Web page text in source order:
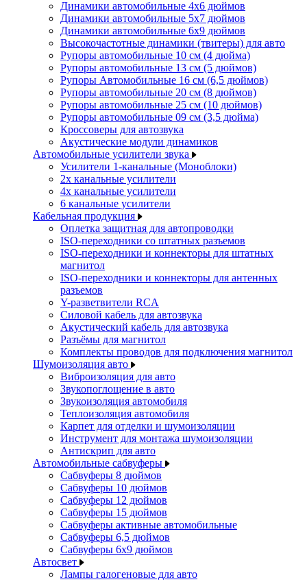
Динамики автомобильные 4x6 дюймов
Динамики автомобильные 5x7 дюймов
Динамики автомобильные 6x9 дюймов
Высокочастотные динамики (твитеры) для авто
Рупоры автомобильные 10 см (4 дюйма)
Рупоры автомобильные 13 см (5 дюймов)
Рупоры Автомобильные 16 см (6,5 дюймов)
Рупоры автомобильные 20 см (8 дюймов)
Рупоры автомобильные 25 см (10 дюймов)
Рупоры автомобильные 09 см (3,5 дюйма)
Кроссоверы для автозвука
Акустические модули динамиков
Автомобильные усилители звука
Усилители 1-канальные (Моноблоки)
2х канальные усилители
4х канальные усилители
6 канальные усилители
Кабельная продукция
Оплетка защитная для автопроводки
ISO-переходники со штатных разъемов
ISO-переходники и коннекторы для штатных
магнитол
ISO-переходники и коннекторы для антенных
разъемов
Y-разветвители RCA
Силовой кабель для автозвука
Акустический кабель для автозвука
Разъёмы для магнитол
Комплекты проводов для подключения магнитол
Шумоизоляция авто
Виброизоляция для авто
Звукопоглощение в авто
Звукоизоляция автомобиля
Теплоизоляция автомобиля
Карпет для отделки и шумоизоляции
Инструмент для монтажа шумоизоляции
Антискрип для авто
Автомобильные сабвуферы
Сабвуферы 8 дюймов
Сабвуферы 10 дюймов
Сабвуферы 12 дюймов
Сабвуферы 15 дюймов
Сабвуферы активные автомобильные
Сабвуферы 6,5 дюймов
Сабвуферы 6x9 дюймов
Автосвет
Лампы галогеновые для авто